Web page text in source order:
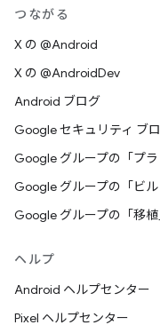
つながる
X の @Android
X の @AndroidDev
Android ブログ
Google セキュリティ ブ
Google グループの「プ
Google グループの「ビ
Google グループの「移
ヘルプ
Android ヘルプセンター
Pixel ヘルプセンター